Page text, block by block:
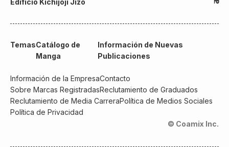
Edificio Kichijoji Jizo
TemasCatálogo de
Manga
Información de Nuevas
Publicaciones
Información de la EmpresaContacto
Sobre Marcas RegistradasReclutamiento de Graduados
Reclutamiento de Media CarreraPolítica de Medios Sociales
Política de Privacidad
© Coamix Inc.